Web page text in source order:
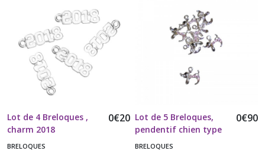
Lot de 4 Breloques ,
charm 2018
0€20
BRELOQUES
Lot de 5 Breloques,
pendentif chien type
teckel Strass
0€90
BRELOQUES